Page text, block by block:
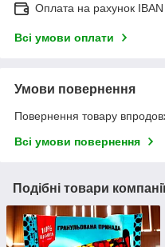
Оплата на рахунок IBAN
Всі умови оплати
Умови повернення
Повернення товару
Всі умови повернення
Подібні товари